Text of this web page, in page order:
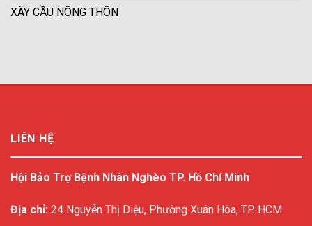
XÂY CẦU NÔNG THÔN
LIÊN HỆ
Hội Bảo Trợ Bệnh Nhân Nghèo TP. Hồ Chí Minh
Địa chỉ: 24 Nguyễn Thị Diệu, Phường Xuân Hòa, TP. HCM